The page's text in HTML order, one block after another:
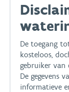
De toegang
kosteloos,
gebruiker van
De gegevens
informatieve